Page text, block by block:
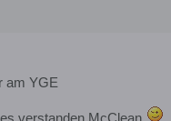
am YGE